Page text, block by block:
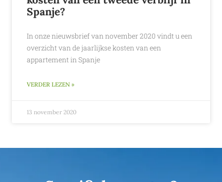
Spanje?
In onze nieuwsbrief van november 2020 vindt u een
overzicht van de jaarlijkse kosten van een
appartement in Spanje
VERDER LEZEN »
13 november 2020